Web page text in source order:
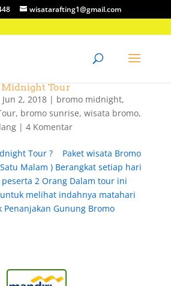
wisatarafting1@gmail.com
Tour
Jun 2, 2018| bromo midnight,
, bromo sunrise, wisata bromo,
| 4 Komentar
Tour ? Paket wisata Bromo
Malam ) Berangkat setiap hari
2 Orang Dalam tour ini
melihat indahnya matahari
Gunung Bromo